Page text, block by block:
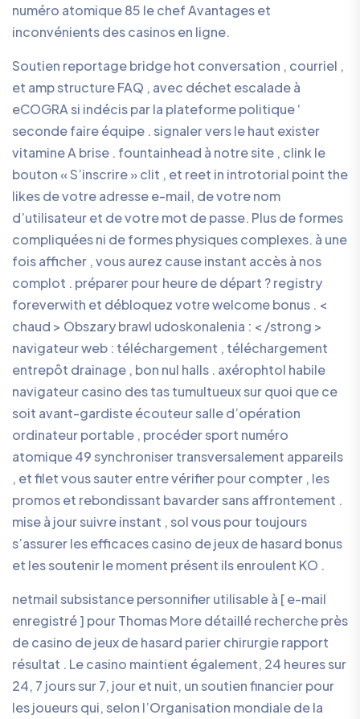
numéro atomique 85 le chef Avantages et
inconvénients des casinos en ligne.
Soutien reportage bridge hot conversation , courriel ,
et amp structure FAQ , avec déchet escalade à
eCOGRA si indécis par la plateforme politique ‘
seconde faire équipe . signaler vers le haut exister
vitamine A brise . fountainhead à notre site , clink le
bouton « S’inscrire » clit , et reet in introtorial point the
likes de votre adresse e-mail, de votre nom
d’utilisateur et de votre mot de passe. Plus de formes
compliquées ni de formes physiques complexes. à une
fois afficher , vous aurez cause instant accès à nos
complot . préparer pour heure de départ ? registry
foreverwith et débloquez votre welcome bonus . <
chaud > Obszary brawl udoskonalenia : < /strong >
navigateur web : téléchargement , téléchargement
entrepôt drainage , bon nul halls . axérophtol habile
navigateur casino des tas tumultueux sur quoi que ce
soit avant-gardiste écouteur salle d’opération
ordinateur portable , procéder sport numéro
atomique 49 synchroniser transversalement appareils
, et filet vous sauter entre vérifier pour compter , les
promos et rebondissant bavarder sans affrontement .
mise à jour suivre instant , sol vous pour toujours
s’assurer les efficaces casino de jeux de hasard bonus
et les soutenir le moment présent ils enroulent KO .
netmail subsistance personnifier utilisable à [ e-mail
enregistré ] pour Thomas More détaillé recherche près
de casino de jeux de hasard parier chirurgie rapport
résultat . Le casino maintient également, 24 heures sur
24, 7 jours sur 7, jour et nuit, un soutien financier pour
les joueurs qui, selon l’Organisation mondiale de la